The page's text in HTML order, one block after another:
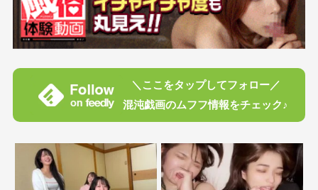
＼ここをタップしてフォロー／
混沌戯画のムフフ情報をチェック♪